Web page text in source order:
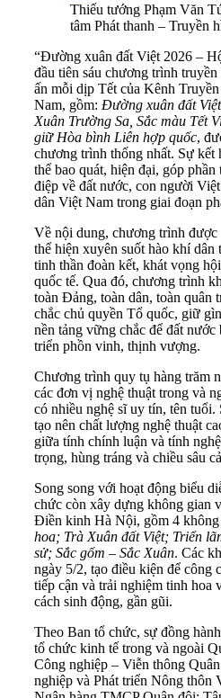
Thiếu tướng Phạm Văn
tâm Phát thanh – Truyền
“Đường xuân đất Việt 2026 –
đầu tiên sáu chương trình
ấn mỗi dịp Tết của Kênh
Nam, gồm: Đường xuân đất
Xuân Trường Sa, Sắc màu Tết
giữ Hòa bình Liên hợp quốc,
chương trình thống nhất. Sự kết
thể bao quát, hiện đại, góp
điệp về đất nước, con người
dân Việt Nam trong giai đoạn
Về nội dung, chương trình được
thể hiện xuyên suốt hào khí dân
tinh thần đoàn kết, khát vọng
quốc tế. Qua đó, chương trình
toàn Đảng, toàn dân, toàn quân
chắc chủ quyền Tổ quốc, giữ
nền tảng vững chắc để đất
triển phồn vinh, thịnh vượng.
Chương trình quy tụ hàng trăm
các đơn vị nghệ thuật trong và
có nhiều nghệ sĩ uy tín, tên tuổi.
tạo nên chất lượng nghệ thuật
giữa tính chính luận và tính
trọng, hùng tráng và chiều sâu
Song song với hoạt động biểu
chức còn xây dựng không gian
Điền kinh Hà Nội, gồm 4 không
hoa; Trà Xuân đất Việt; Triển
sử; Sắc gốm – Sắc Xuân. Các
ngày 5/2, tạo điều kiện để công
tiếp cận và trải nghiệm tinh hoa
cách sinh động, gần gũi.
Theo Ban tổ chức, sự đồng
tổ chức kinh tế trong và ngoài
Công nghiệp – Viễn thông
nghiệp và Phát triển Nông thôn